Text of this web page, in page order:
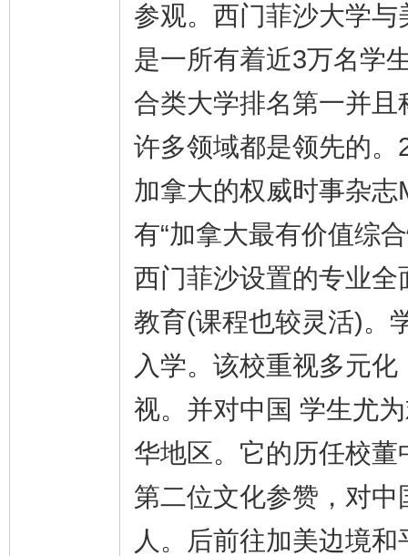
参观。西门菲沙大学
是一所有着近3万名学
合类大学排名第一并
许多领域都是领先的
加拿大的权威时事杂
有“加拿大最有价值综
西门菲沙设置的专业
教育(课程也较灵活)。
入学。该校重视多元
视。并对中国 学生尤
华地区。它的历任校
第二位文化参赞，对
人。后前往加美边境